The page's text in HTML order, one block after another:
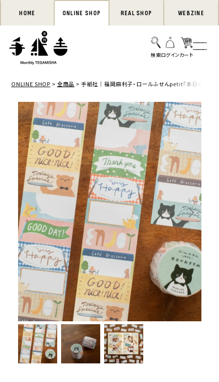
HOME ONLINE SHOP REAL SHOP WEBZINE
ONLINE SHOP 全商品 手紙社｜福岡麻利子・ロールふせんpetit「本日のおす